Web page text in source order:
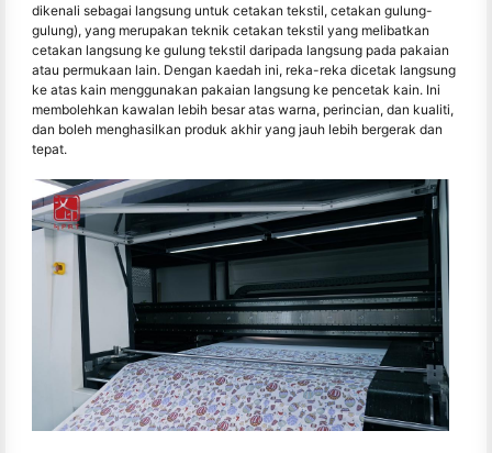
dikenali sebagai langsung untuk cetakan tekstil, cetakan gulung-
gulung), yang merupakan teknik cetakan tekstil yang melibatkan
cetakan langsung ke gulung tekstil daripada langsung pada pakaian
atau permukaan lain. Dengan kaedah ini, reka-reka dicetak langsung
ke atas kain menggunakan pakaian langsung ke pencetak kain. Ini
membolehkan kawalan lebih besar atas warna, perincian, dan kualiti,
dan boleh menghasilkan produk akhir yang jauh lebih bergerak dan
tepat.